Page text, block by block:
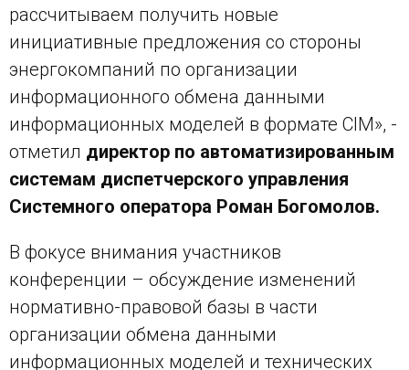
рассчитываем получить новые
инициативные предложения со стороны
энергокомпаний по организации
информационного обмена данными
информационных моделей в формате CIM», -
отметил директор по автоматизированным
системам диспетчерского управления
Системного оператора Роман Богомолов.
В фокусе внимания участников
конференции – обсуждение изменений
нормативно-правовой базы в части
организации обмена данными
информационных моделей и технических